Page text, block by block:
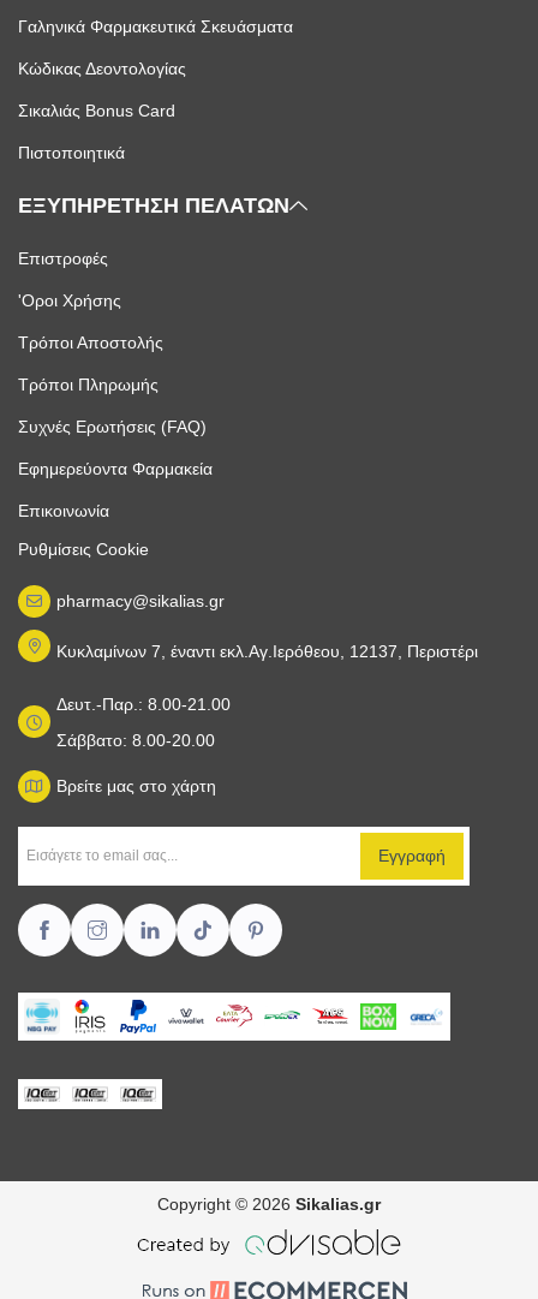
Γαληνικά Φαρμακευτικά Σκευάσματα
Κώδικας Δεοντολογίας
Σικαλιάς Bonus Card
Πιστοποιητικά
ΕΞΥΠΗΡΕΤΗΣΗ ΠΕΛΑΤΩΝ
Επιστροφές
'Οροι Χρήσης
Τρόποι Αποστολής
Τρόποι Πληρωμής
Συχνές Ερωτήσεις (FAQ)
Εφημερεύοντα Φαρμακεία
Επικοινωνία
Ρυθμίσεις Cookie
pharmacy@sikalias.gr
Κυκλαμίνων 7, έναντι εκλ.Αγ.Ιερόθεου, 12137, Περιστέρι
Δευτ.-Παρ.: 8.00-21.00
Σάββατο: 8.00-20.00
Βρείτε μας στο χάρτη
Copyright © 2026 Sikalias.gr